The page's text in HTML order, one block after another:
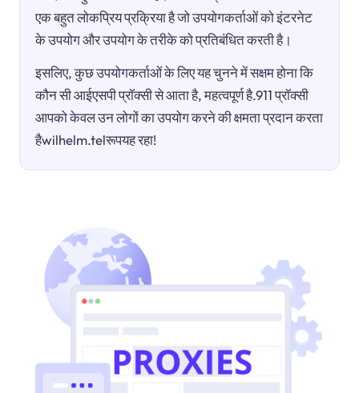
एक बहुत लोकप्रिय प्रक्रिया है जो उपयोगकर्ताओं को इंटरनेट
के उपयोग और उपयोग के तरीके को प्रतिबंधित करती है।
इसलिए, कुछ उपयोगकर्ताओं के लिए यह चुनने में सक्षम होना कि
कौन सी आईएसपी प्रॉक्सी से आता है, महत्वपूर्ण है.911 प्रॉक्सी
आपको केवल उन लोगों का उपयोग करने की क्षमता प्रदान करता
हैwilhelm.telरूपयह रहा!